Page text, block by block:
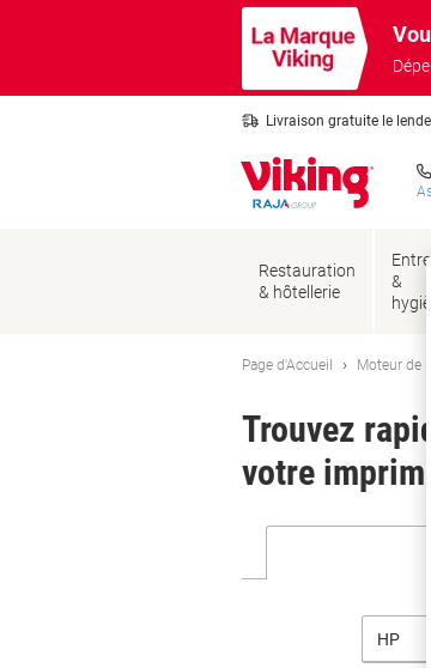
Livraison gratuite le
Restauration
& hôtellerie
&
Page d'Accueil Moteur de
Trouvez
votre
HP